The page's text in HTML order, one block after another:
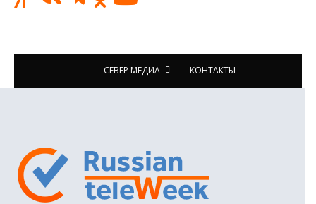
СЕВЕР МЕДИА КОНТАКТЫ